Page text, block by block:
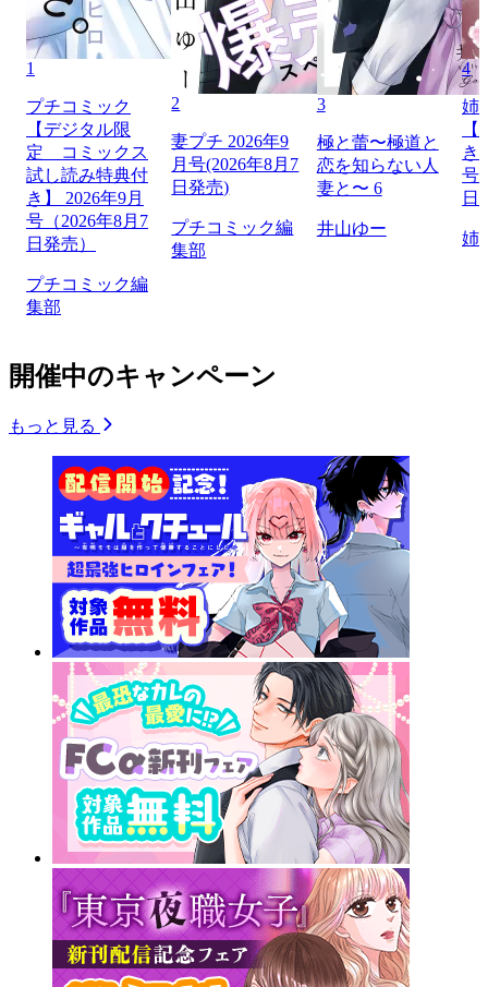
1
プチコミック
【デジタル限
定 コミックス
試し読み特典付
き】 2026年9月
号（2026年8月7
日発売）
プチコミック編
集部
2
妻プチ 2026年9
月号(2026年8月7
日発売)
プチコミック編
集部
3
極と蕾〜極道と
恋を知らない人
妻と〜 6
井山ゆー
4
姉
き
号
日
姉
開催中のキャンペーン
もっと見る